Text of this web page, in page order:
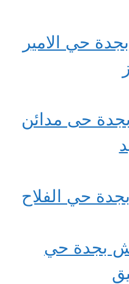
حي الامير
حى مدائن
حي الفلاح
بجدة حي